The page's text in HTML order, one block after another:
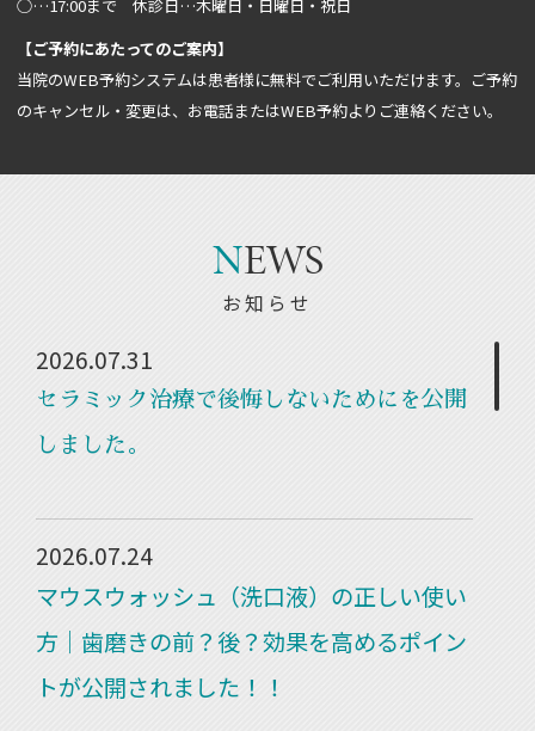
○…17:00まで 休診日…木曜日・日曜日・祝日
【ご予約にあたってのご案内】
当院のWEB予約システムは患者様に無料でご利用いただけます。ご予約
のキャンセル・変更は、お電話またはWEB予約よりご連絡ください。
NEWS
お知らせ
2026.07.31
セラミック治療で後悔しないためにを公開
しました。
2026.07.24
マウスウォッシュ（洗口液）の正しい使い
方｜歯磨きの前？後？効果を高めるポイン
トが公開されました！！